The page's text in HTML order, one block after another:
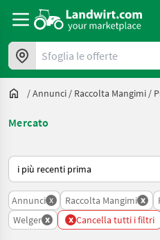
Sfoglia le offerte
/Annunci / Raccolta Mangimi /
Mercato
Ecco come viene ordinato su
Annunci x Raccolta Mangimi x
Welger x x Cancella tutti i filtri